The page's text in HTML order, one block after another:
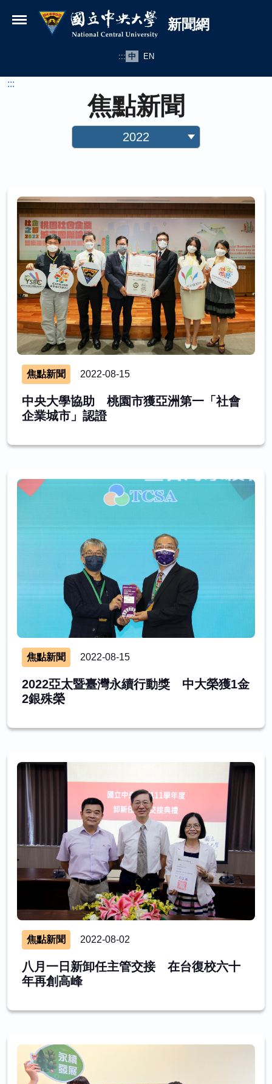
國立中央大學新聞網
新聞網
::: 中 EN
:::
焦點新聞
2022
焦點新聞 2022-08-15
中央大學協助 桃園市獲亞洲第一「社會
企業城市」認證
焦點新聞 2022-08-15
2022亞太暨臺灣永續行動獎 中大榮獲1金
2銀殊榮
焦點新聞 2022-08-02
八月一日新卸任主管交接 在台復校六十
年再創高峰